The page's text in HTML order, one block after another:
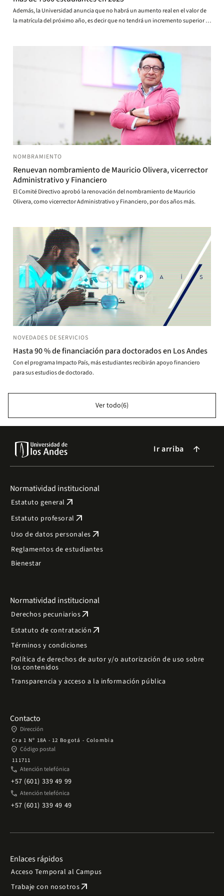
Además, la Universidad anuncia que no habrá un aumento real en el valor de
la matrícula del próximo año, es decir que no tendrá un incremento superior a
NOMBRAMIENTO
Renuevan nombramiento de Mauricio Olivera, vicerrector
Administrativo y Financiero
El Comité Directivo aprobó la renovación del nombramiento de Mauricio
Olivera, como vicerrector Administrativo y Financiero, por dos años más.
NOVEDADES DE SERVICIOS
Hasta 90 % de financiación para doctorados en Los Andes
Con el programa Impacto País, más estudiantes recibirán apoyo financiero
para sus estudios de doctorado.
Ver todo(6)
Ir arriba arrow_forward
Normatividad institucional
Estatuto general arrow_outward
Estatuto profesoral arrow_outward
Uso de datos personales arrow_outward
Reglamentos de estudiantes
Bienestar
Normatividad institucional
Derechos pecuniariosarrow_outward
Estatuto de contratación arrow_outward
Términos y condiciones
Política de derechos de autor y/o autorización de uso sobre
los contenidos
Transparencia y acceso a la información pública
Contacto
place Dirección
Cra 1 Nº 18A - 12 Bogotá - Colombia
place Código postal
111711
phone Atención telefónica
+57 (601) 339 49 99
phone Atención telefónica
+57 (601) 339 49 49
Enlaces rápidos
Acceso Temporal al Campus
Trabaje con nosotrosarrow_outward